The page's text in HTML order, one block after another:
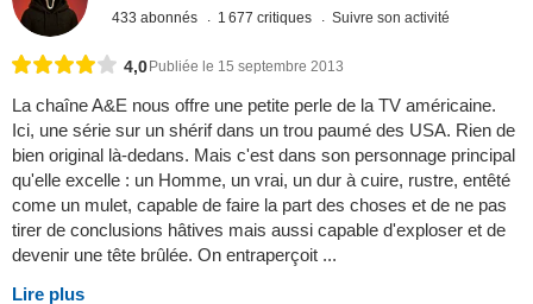
433 abonnés 1 677 critiques Suivre son activité
4,0 Publiée le 15 septembre 2013
La chaîne A&E nous offre une petite perle de la TV américaine.
Ici, une série sur un shérif dans un trou paumé des USA. Rien de
bien original là-dedans. Mais c'est dans son personnage principal
qu'elle excelle : un Homme, un vrai, un dur à cuire, rustre, entêté
come un mulet, capable de faire la part des choses et de ne pas
tirer de conclusions hâtives mais aussi capable d'exploser et de
devenir une tête brûlée. On entraperçoit ...
Lire plus